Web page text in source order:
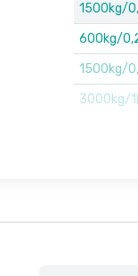
1500kg/
600kg/
1500kg/
3000kg/